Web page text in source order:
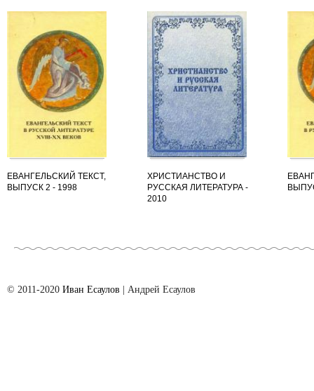
ЕВАНГЕЛЬСКИЙ ТЕКСТ,
ВЫПУСК 2 - 1998
ХРИСТИАНСТВО И
РУССКАЯ ЛИТЕРАТУРА -
2010
© 2011-2020 Иван Есаулов | Aндрей Есаулов